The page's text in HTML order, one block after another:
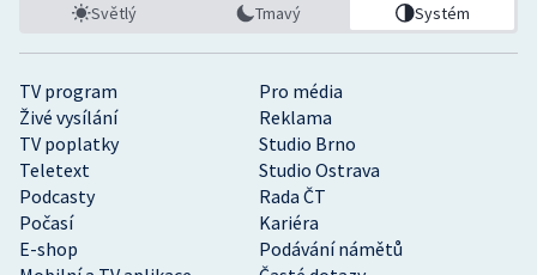
Krasobruslení
Lyže a snowboard
Moderní pětiboj
Motorsport
TV program
Pro média
Živé vysílání
Reklama
TV poplatky
Studio Brno
Teletext
Studio Ostrava
Podcasty
Rada ČT
Počasí
Kariéra
E-shop
Podávání námětů
Světlý Tmavý Systém